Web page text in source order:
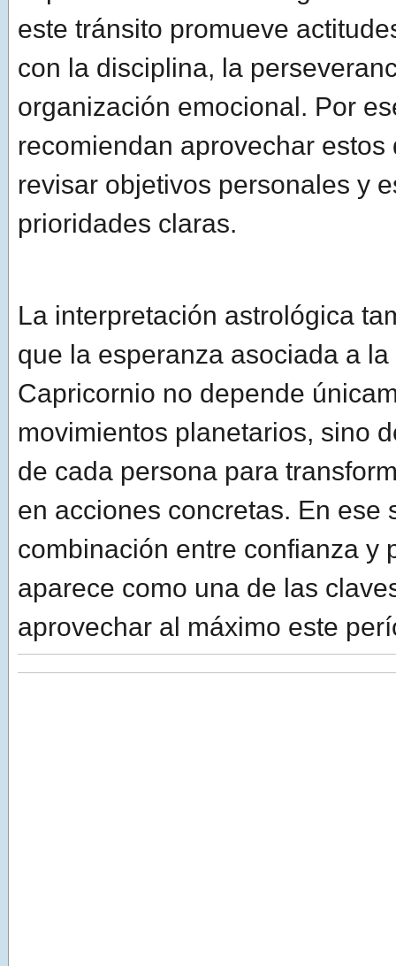
este tránsito promueve
con la disciplina, la
organización emocional. Por
recomiendan aprovechar estos
revisar objetivos personales y
prioridades claras.
La interpretación astrológica
que la esperanza asociada a
Capricornio no depende
movimientos planetarios, sino
de cada persona para
en acciones concretas. En ese
combinación entre confianza y
aparece como una de las
aprovechar al máximo este